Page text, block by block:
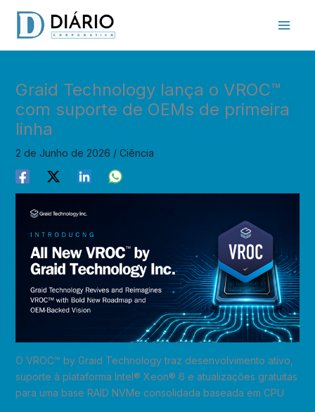
content
Graid Technology lança o VROC™
com suporte de OEMs de primeira
linha
2 de Junho de 2026 / Ciência
O VROC™ by Graid Technology traz desenvolvimento ativo,
suporte à plataforma Intel® Xeon® 6 e atualizações gratuitas
para uma base RAID NVMe consolidada baseada em CPU